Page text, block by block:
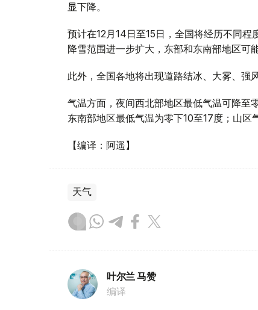
显下降。
预计在12月14日至15日，全国将经历不同程
降雪范围进一步扩大，东部和东南部地区可
此外，全国各地将出现道路结冰、大雾、强
气温方面，夜间西北部地区最低气温可降至
东南部地区最低气温为零下10至17度；山区
【编译：阿遥】
天气
叶尔兰 马赞
编译